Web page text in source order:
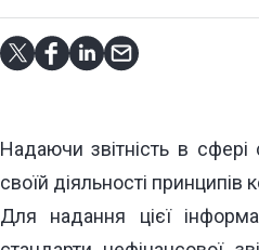
Надаючи звітність в
своїй діяльності принципів
Для надання цієї